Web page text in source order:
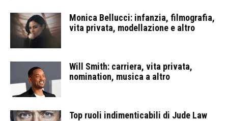
Monica Bellucci: infanzia, filmografia,
vita privata, modellazione e altro
Will Smith: carriera, vita privata,
nomination, musica a altro
Top ruoli indimenticabili di Jude Law